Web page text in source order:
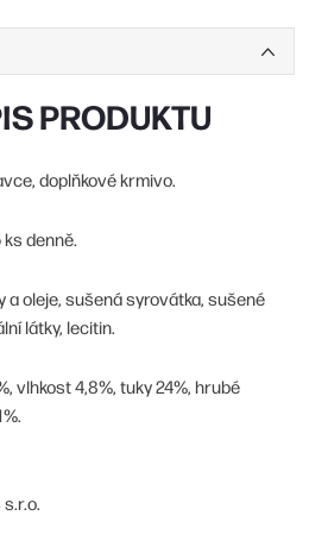
PRODUKTU
doplňkové krmivo.
denně.
a oleje, sušená syrovátka, sušené
látky, lecitin.
vlhkost 4,8%, tuky 24%, hrubé